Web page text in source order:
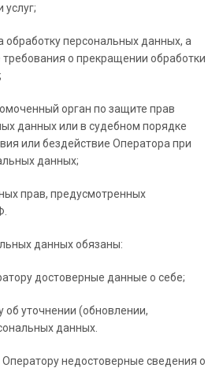
услуг;
обработку персональных данных, а
о прекращении обработки
орган по защите прав
данных или в судебном порядке
или бездействие Оператора при
данных;
прав, предусмотренных
данных обязаны:
достоверные данные о себе;
уточнении (обновлении,
данных.
недостоверные сведения о